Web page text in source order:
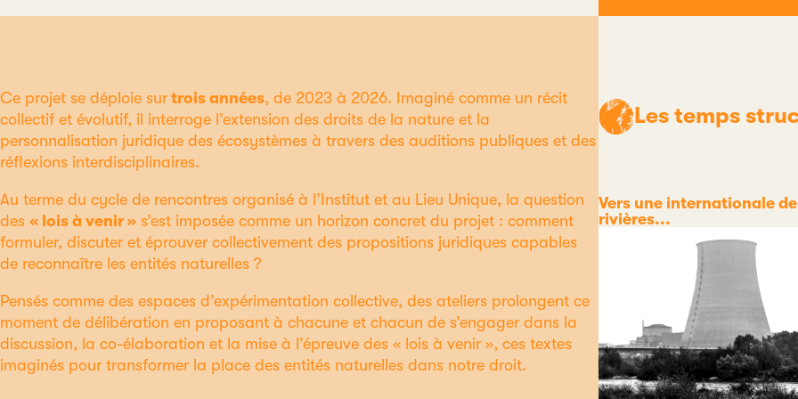
Ce projet se déploie sur trois années, de 2023 à 2026. Imaginé comme un récit
collectif et évolutif, il interroge l’extension des droits de la nature et la
personnalisation juridique des écosystèmes à travers des auditions publiques et des
réflexions interdisciplinaires.
Au terme du cycle de rencontres organisé à l’Institut et au Lieu Unique, la question
des « lois à venir » s’est imposée comme un horizon concret du projet : comment
formuler, discuter et éprouver collectivement des propositions juridiques capables
de reconnaître les entités naturelles ?
Pensés comme des espaces d’expérimentation collective, des ateliers prolongent ce
moment de délibération en proposant à chacune et chacun de s’engager dans la
discussion, la co-élaboration et la mise à l’épreuve des « lois à venir », ces textes
imaginés pour transformer la place des entités naturelles dans notre droit.
Les temps
Catégorie
Vers une internationale
rivières...